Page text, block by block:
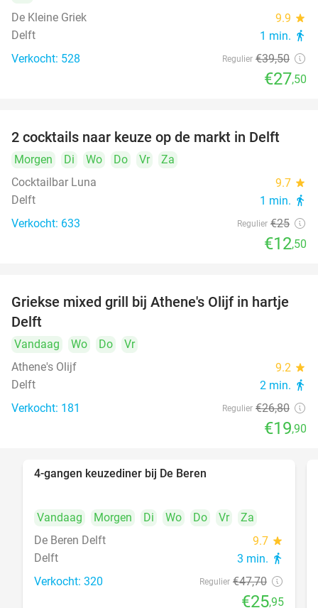
De Kleine Griek
9.9 star
Delft 1 min. directions_walk
Verkocht: 528 Regulier €39,50
€27,50
50%
2 cocktails naar keuze op de markt in Delft
Morgen Di Wo Do Vr
Za
Cocktailbar Luna
9.7 star
Delft 1 min. directions_walk
Verkocht: 633 Regulier €25
€12,50
26%
Griekse mixed grill bij Athene's Olijf in hartje
Delft
Vandaag Wo Do
Vr
Athene's Olijf
9.2 star
Delft 2 min. directions_walk
Verkocht: 181 Regulier €26,80
€19,90
4-gangen keuzediner bij De Beren
Vandaag Morgen Di Wo Do Vr
Za
De Beren Delft
9.7 star
Delft 3 min. directions_walk
Verkocht: 320 Regulier €47,70
€25,95